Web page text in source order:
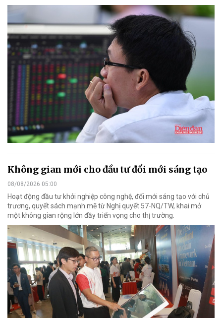
Không gian mới cho đầu tư đổi mới sáng tạo
08/08/2026 05:00
Hoạt động đầu tư khởi nghiệp công nghệ, đổi mới sáng tạo với chủ
trương, quyết sách mạnh mẽ từ Nghị quyết 57-NQ/TW, khai mở
một không gian rộng lớn đầy triển vọng cho thị trường.